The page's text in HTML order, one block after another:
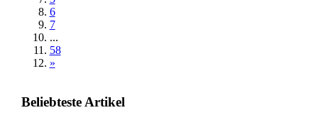
6
7
...
58
»
Beliebteste Artikel